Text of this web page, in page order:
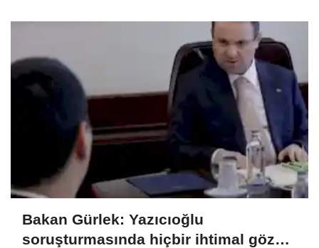
Bakan Gürlek: Yazıcıoğlu
soruşturmasında hiçbir ihtimal göz